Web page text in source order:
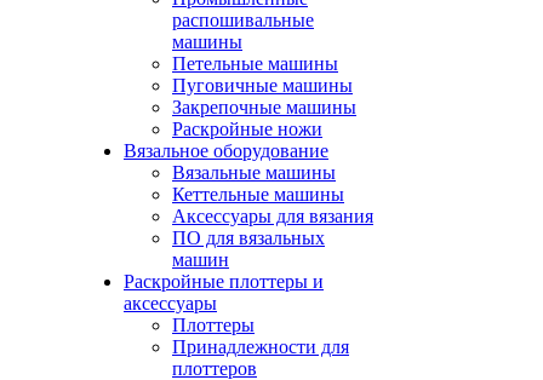
распошивальные
машины
Петельные машины
Пуговичные машины
Закрепочные машины
Раскройные ножи
Вязальное оборудование
Вязальные машины
Кеттельные машины
Аксессуары для вязания
ПО для вязальных
машин
Раскройные плоттеры и
аксессуары
Плоттеры
Принадлежности для
плоттеров